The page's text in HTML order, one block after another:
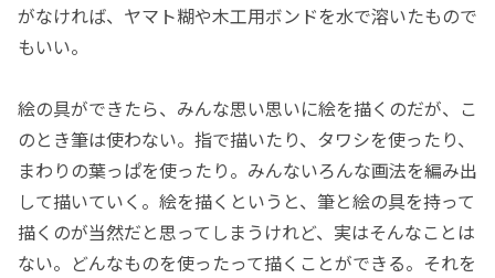
がなければ、ヤマト糊や木工用ボンドを水で溶いたもので
もいい。
絵の具ができたら、みんな思い思いに絵を描くのだが、こ
のとき筆は使わない。指で描いたり、タワシを使ったり、
まわりの葉っぱを使ったり。みんないろんな画法を編み出
して描いていく。絵を描くというと、筆と絵の具を持って
描くのが当然だと思ってしまうけれど、実はそんなことは
ない。どんなものを使ったって描くことができる。それを